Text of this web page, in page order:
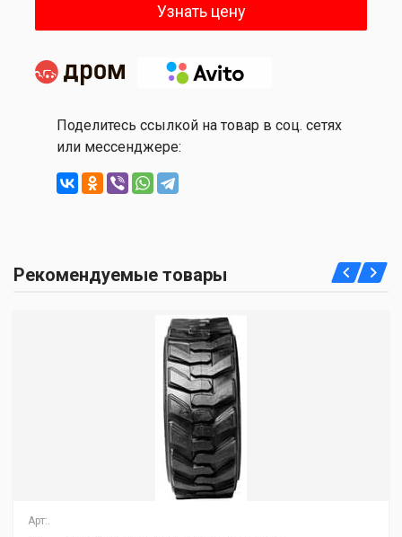
Узнать цену
Поделитесь ссылкой на товар в соц. сетях
или мессенджере:
Рекомендуемые товары
Арт:.